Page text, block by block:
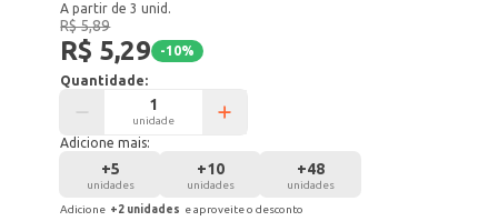
A partir de 3 unid.
R$ 5,89
R$ 5,29 -10%
Quantidade:
unidade
Adicione mais:
+5
unidades
+10
unidades
+48
unidades
Adicione +2 unidades e aproveite o desconto